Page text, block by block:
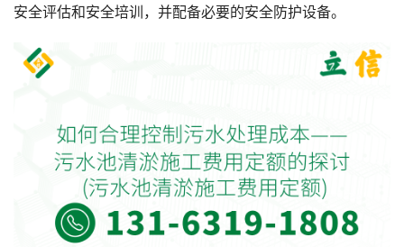
安全评估和安全培训，并配备必要的安全防护设备。